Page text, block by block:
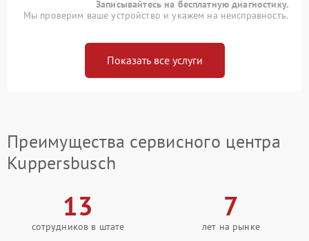
Записывайтесь на бесплатную диагностику.
Мы проверим ваше устройство и укажем на неисправность.
Показать все услуги
Преимущества сервисного центра
Kuppersbusch
13
сотрудников в штате
7
лет на рынке